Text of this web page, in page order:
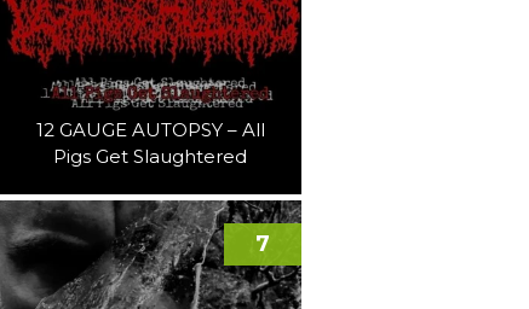
12 GAUGE AUTOPSY – All
Pigs Get Slaughtered
7